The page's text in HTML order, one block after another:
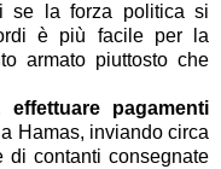
se la forza politica si
è più facile per la
armato piuttosto che
pagamenti
Hamas, inviando circa
contanti consegnate